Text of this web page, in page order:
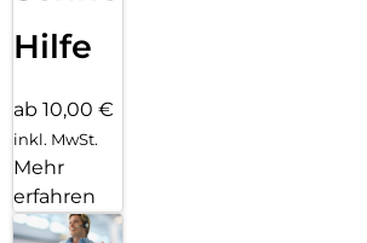
Hilfe
ab 10,00 €
inkl. MwSt.
Mehr
erfahren